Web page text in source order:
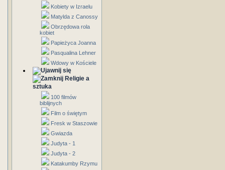
Kobiety w Izraelu
Matylda z Canossy
Obrzędowa rola
kobiet
Papieżyca Joanna
Pasqualina Lehner
Wdowy w Kościele
Religie a
sztuka
100 filmów
biblijnych
Film o świętym
Fresk w Staszowie
Gwiazda
Judyta - 1
Judyta - 2
Katakumby Rzymu